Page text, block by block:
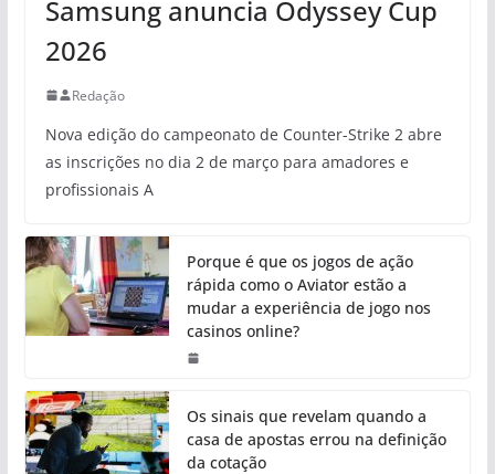
Samsung anuncia Odyssey Cup
2026
Redação
Nova edição do campeonato de Counter-Strike 2 abre
as inscrições no dia 2 de março para amadores e
profissionais A
Porque é que os jogos de ação
rápida como o Aviator estão a
mudar a experiência de jogo nos
casinos online?
Os sinais que revelam quando a
casa de apostas errou na definição
da cotação